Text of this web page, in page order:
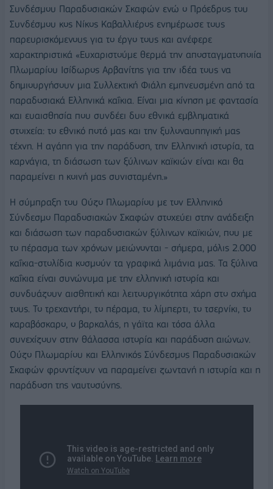
Συνδέσμου Παραδοσιακών Σκαφών ενώ ο Πρόεδρος του
Συνδέσμου κος Νίκος Καβαλλιέρος ενημέρωσε τους
παρευρισκόμενους για το έργο τους και ανέφερε
χαρακτηριστικά «Ευχαριστούμε θερμά την αποσταγματοποιία
Πλωμαρίου Ισίδωρος Αρβανίτης για την ιδέα τους να
δημιουργήσουν μια Συλλεκτική Φιάλη εμπνευσμένη από τα
παραδοσιακά Ελληνικά καΐκια. Είναι μια κίνηση με φαντασία
και ευαισθησία που συνδέει δυο εθνικά εμβληματικά
στοιχεία: το εθνικό ποτό μας και την ξυλοναυπηγική μας
τέχνη. Η αγάπη για την παράδοση, την Ελληνική ιστορία, τα
καρνάγια, τη διάσωση των ξύλινων καϊκιών είναι και θα
παραμείνει η κοινή μας συνισταμένη.»
Η σύμπραξη του Ούζο Πλωμαρίου με τον Ελληνικό
Σύνδεσμο Παραδοσιακών Σκαφών στοχεύει στην ανάδειξη
και διάσωση των παραδοσιακών ξύλινων καϊκιών, που με
το πέρασμα των χρόνων μειώνονται - σήμερα, μόλις 2.000
καΐκια-στολίδια κοσμούν τα γραφικά λιμάνια μας. Τα ξύλινα
καΐκια είναι συνώνυμα με την ελληνική ιστορία και
συνδυάζουν αισθητική και λειτουργικότητα χάρη στο σχήμα
τους. Το τρεχαντήρι, το πέραμα, το λίμπερτι, το τσερνίκι, το
καραβόσκαρο, ο βαρκαλάς, η γάϊτα και τόσα άλλα
συνεχίζουν στην θάλασσα ιστορία και παράδοση αιώνων.
Ούζο Πλωμαρίου και Ελληνικός Σύνδεσμος Παραδοσιακών
Σκαφών φροντίζουν να παραμείνει ζωντανή η ιστορία και η
παράδοση της ναυτοσύνης.